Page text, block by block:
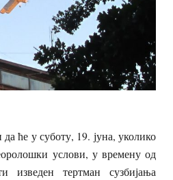
ће у суботу, 19. јуна, уколико
услови, у времену од
тертман сузбијања